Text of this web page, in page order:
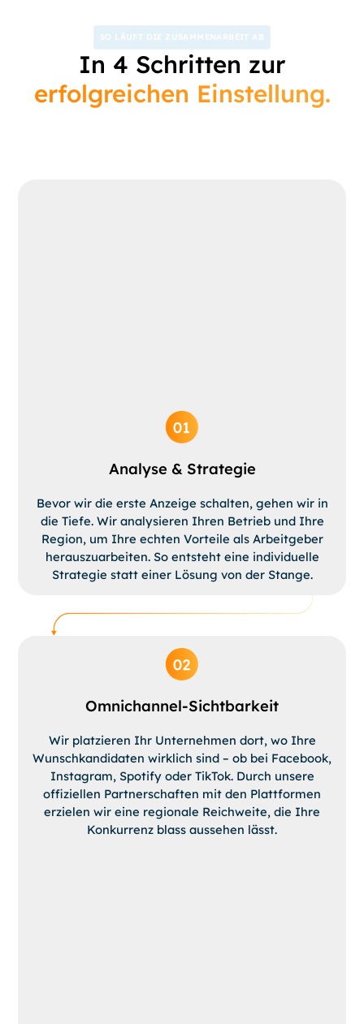
SO LÄUFT DIE ZUSAMMENARBEIT AB
In 4 Schritten zur
erfolgreichen Einstellung.
Analyse & Strategie
Bevor wir die erste Anzeige schalten, gehen wir in
die Tiefe. Wir analysieren Ihren Betrieb und Ihre
Region, um Ihre echten Vorteile als Arbeitgeber
herauszuarbeiten. So entsteht eine individuelle
Strategie statt einer Lösung von der Stange.
Omnichannel-Sichtbarkeit
Wir platzieren Ihr Unternehmen dort, wo Ihre
Wunschkandidaten wirklich sind – ob bei Facebook,
Instagram, Spotify oder TikTok. Durch unsere
offiziellen Partnerschaften mit den Plattformen
erzielen wir eine regionale Reichweite, die Ihre
Konkurrenz blass aussehen lässt.